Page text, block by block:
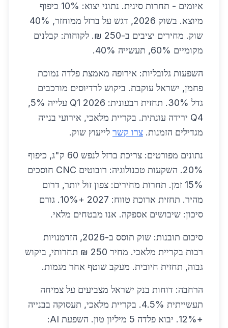
איומים - תחרות סינית. נתוני יצוא: 10% כיפוף
מיוצא. בשוק 2026, דגש על ברזל ממוחזר, 40%
שוק. מחירים יציבים ב-250 ₪. לקוחות: קבלנים
מקומיים 60%, תעשייה 40%.
השפעות גלובליות: אירופה מאמצת פלדה נמוכת
פחמן, ישראל עוקבת. ביקוש לרדיוסים מורכבים
גדל 30%. תחזית רבעונית: Q1 2026 עלייה 5%,
Q4 ירידה עונתית. בקריית מלאכי, אירועי בנייה
מגדילים הזמנות. צרו קשר לייעוץ שוק.
נתונים מפורטים: צריכת ברזל לנפש 60 ק"ג, כיפוף
20%. השקעות טכנולוגיה: רובוטים CNC חוסכים
15% זמן. תחרות מחירים: צפון זול יותר, דרום
מהיר. תחזית ארוכת טווח: 2027 +10%. גורם
סיכון: שיבושים אספקה. אנו מבטחים מלאי.
סיכום תובנות: שוק תוסס ב-2026, הזדמנויות
רבות בקריית מלאכי. מחיר 250 ₪ תחרותי, ביקוש
גבוה, תחזית חיובית. מעקב שוטף אחר מגמות.
הרחבה: דוחות בנק ישראל מצביעים על צמיחה
תעשייתית 4.5%. בקריית מלאכי, תעסוקה בבנייה
+12%. יבוא פלדה 5 מיליון טון. השפעת AI: